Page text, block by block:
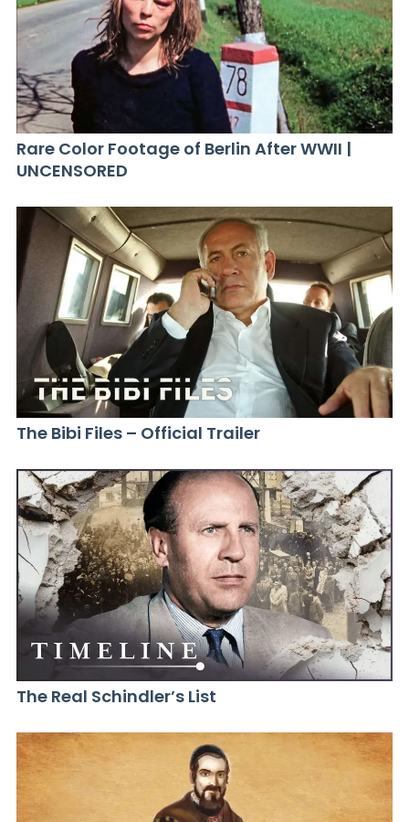
Rare Color Footage of Berlin After WWII |
UNCENSORED
The Bibi Files – Official Trailer
The Real Schindler’s List